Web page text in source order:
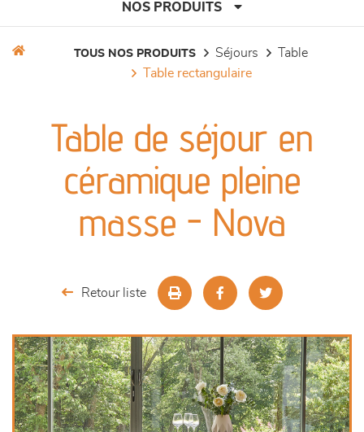
NOS PRODUITS
séjours
meubles de complément
chambres et dressing
TOUS NOS PRODUITS séjours
table
table rectangulaire
Table de séjour en
céramique pleine
masse - Nova
Retour liste